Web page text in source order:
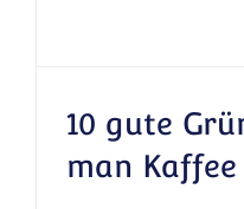
10 gute
man